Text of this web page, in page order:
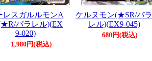
レスガルルモンA
パラレル)(EX
9-020)
1,980円(税込)
ケルヌモン(★SR/パラ
レル)(EX9-045)
680円(税込)